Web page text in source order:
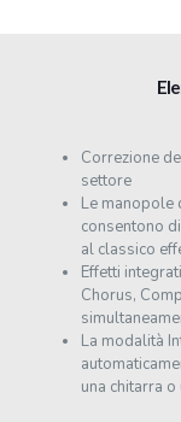
Correzione
settore
Le manopole
consentono
al classico
Effetti
Chorus,
La modalità
una chitarra